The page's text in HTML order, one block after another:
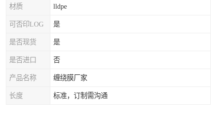
材质 lldpe
可否印LOG 是
是否现货 是
是否进口 否
产品名称 缠绕膜厂家
长度 标准，订制需沟通